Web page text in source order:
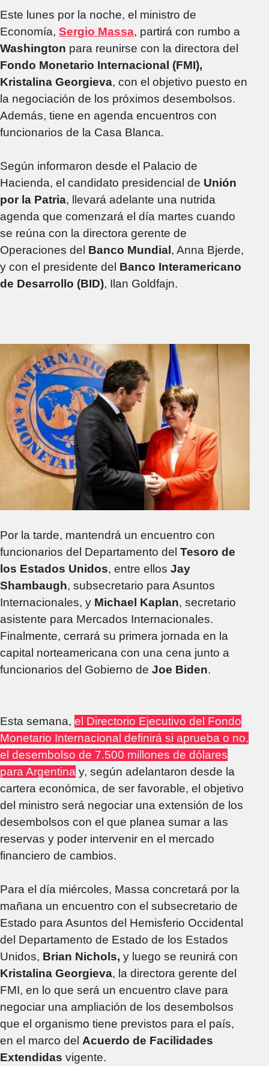
Este lunes por la noche, el ministro de
Economía, Sergio Massa, partirá con rumbo a
Washington para reunirse con la directora del
Fondo Monetario Internacional (FMI),
Kristalina Georgieva, con el objetivo puesto en
la negociación de los próximos desembolsos.
Además, tiene en agenda encuentros con
funcionarios de la Casa Blanca.
Según informaron desde el Palacio de
Hacienda, el candidato presidencial de Unión
por la Patria, llevará adelante una nutrida
agenda que comenzará el día martes cuando
se reúna con la directora gerente de
Operaciones del Banco Mundial , Anna Bjerde,
y con el presidente del Banco Interamericano
de Desarrollo (BID), Ilan Goldfajn.
Por la tarde, mantendrá un encuentro con
funcionarios del Departamento del Tesoro de
los Estados Unidos, entre ellos Jay
Shambaugh, subsecretario para Asuntos
Internacionales, y Michael Kaplan, secretario
asistente para Mercados Internacionales.
Finalmente, cerrará su primera jornada en la
capital norteamericana con una cena junto a
funcionarios del Gobierno de Joe Biden.
Esta semana, el Directorio Ejecutivo del Fondo
Monetario Internacional definirá si aprueba o no,
el desembolso de 7.500 millones de dólares
para Argentina y, según adelantaron desde la
cartera económica, de ser favorable, el objetivo
del ministro será negociar una extensión de los
desembolsos con el que planea sumar a las
reservas y poder intervenir en el mercado
financiero de cambios.
Para el día miércoles, Massa concretará por la
mañana un encuentro con el subsecretario de
Estado para Asuntos del Hemisferio Occidental
del Departamento de Estado de los Estados
Unidos, Brian Nichols, y luego se reunirá con
Kristalina Georgieva, la directora gerente del
FMI, en lo que será un encuentro clave para
negociar una ampliación de los desembolsos
que el organismo tiene previstos para el país,
en el marco del Acuerdo de Facilidades
Extendidas vigente.